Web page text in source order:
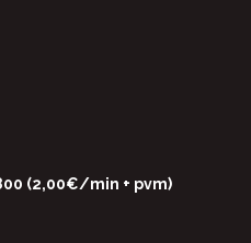
(2,00€/min + pvm)